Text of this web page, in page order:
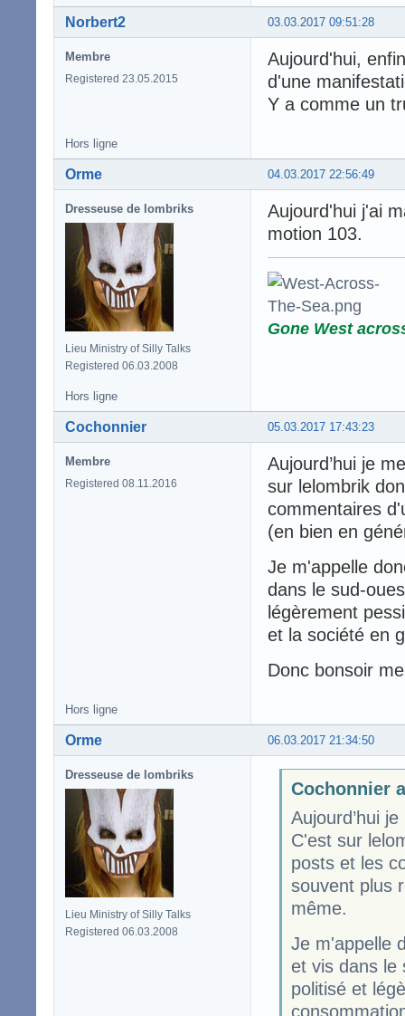
03.03.2017 09:51:28
Norbert2
Membre
Registered 23.05.2015
Aujourd'hui,
d'une
Y a comme un
Hors ligne
04.03.2017 22:56:49
Orme
Dresseuse de lombriks
Lieu Ministry of Silly Talks
Registered 06.03.2008
Aujourd'hui j'ai
motion 103.
Gone West
Hors ligne
05.03.2017 17:43:23
Cochonnier
Membre
Registered 08.11.2016
Aujourd’hui je
sur lelombrik
commentaires
(en bien en
Je m'appelle
dans le sud-
légèrement
et la société en
Donc bonsoir
Hors ligne
06.03.2017 21:34:50
Orme
Dresseuse de lombriks
Lieu Ministry of Silly Talks
Registered 06.03.2008
Cochonnier
Aujourd’hui
C'est sur
posts et les
souvent plus
même.
Je m'appelle
et vis dans le
politisé et